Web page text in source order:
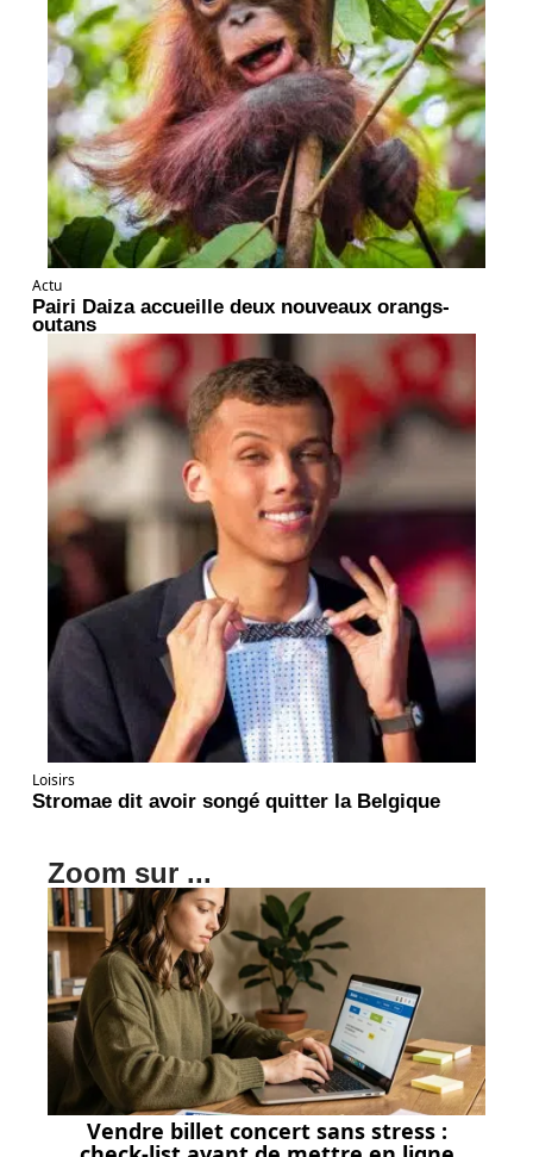
Actu
Pairi Daiza accueille deux nouveaux orangs-
outans
Loisirs
Stromae dit avoir songé quitter la Belgique
Zoom sur ...
Vendre billet concert sans stress :